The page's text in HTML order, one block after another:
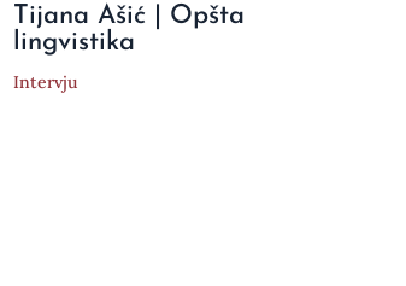
Tijana Ašić | Opšta
lingvistika
Intervju